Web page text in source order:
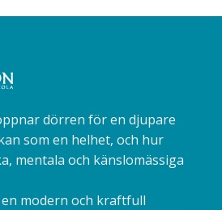
dörren för en djupare
som en helhet, och hur
mentala och känslomässiga
modern och kraftfull